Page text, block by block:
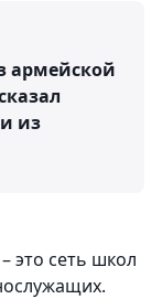
армейской
из
это сеть школ